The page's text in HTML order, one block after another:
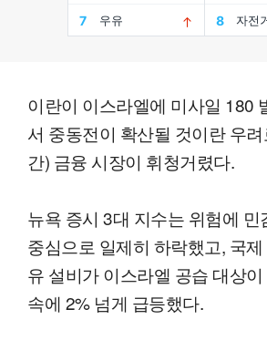
이란이 이스라엘에 미사일 180
서 중동전이 확산될 것이란 우
간) 금융 시장이 휘청거렸다.
뉴욕 증시 3대 지수는 위험에
중심으로 일제히 하락했고, 국
유 설비가 이스라엘 공습 대상
속에 2% 넘게 급등했다.